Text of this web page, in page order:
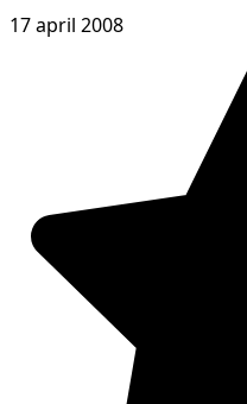
17 april 2008